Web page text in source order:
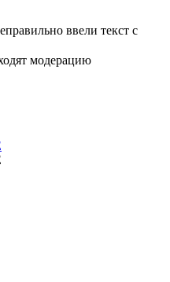
ввели текст с
модерацию